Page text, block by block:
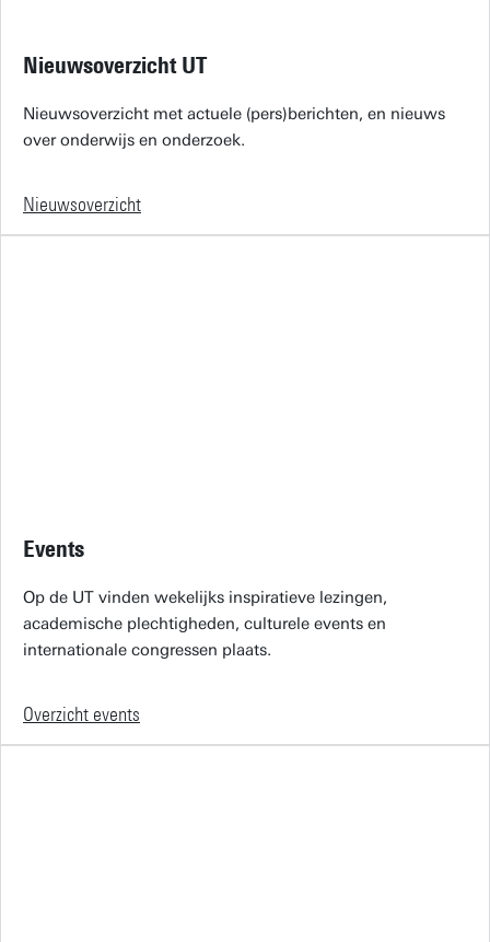
Nieuwsoverzicht UT
Nieuwsoverzicht met actuele (pers)berichten, en nieuws
over onderwijs en onderzoek.
Nieuwsoverzicht
Events
Op de UT vinden wekelijks inspiratieve lezingen,
academische plechtigheden, culturele events en
internationale congressen plaats.
Overzicht events